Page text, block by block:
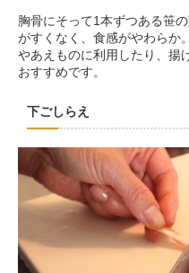
胸骨にそって1本ずつある笹
がすくなく、食感がやわらか
やあえものに利用したり、揚
おすすめです。
下ごしらえ